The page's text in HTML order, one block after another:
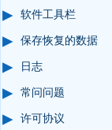
软件工具栏
保存恢复的数据
日志
常问问题
许可协议